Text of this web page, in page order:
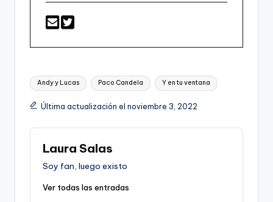
Etiquetas:
Andy y Lucas Paco Candela Y en tu ventana
Última actualización el noviembre 3, 2022
Laura Salas
Soy fan, luego existo
Ver todas las entradas